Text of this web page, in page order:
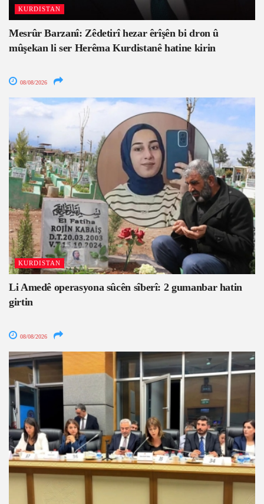
KURDISTAN
Mesrûr Barzanî: Zêdetirî hezar êrîşên bi dron û
mûşekan li ser Herêma Kurdistanê hatine kirin
08/08/2026
KURDISTAN
Li Amedê operasyona sûcên sîberî: 2 gumanbar hatin
girtin
08/08/2026